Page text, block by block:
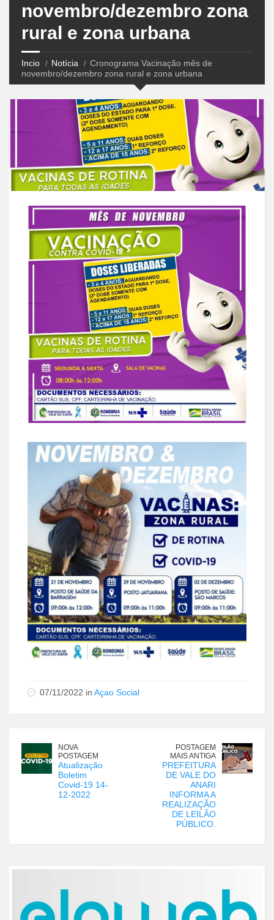
novembro/dezembro zona
rural e zona urbana
Incio Notícia
Cronograma Vacinação mês de
novembro/dezembro zona rural e zona urbana
07/11/2022 in Açao Social
NOVA
POSTAGEM
Atualização
Boletim
Covid-19 14-
12-2022
POSTAGEM
MAIS ANTIGA
PREFEITURA
DE VALE DO
ANARI
INFORMA A
REALIZAÇÃO
DE LEILÃO
PÚBLICO.